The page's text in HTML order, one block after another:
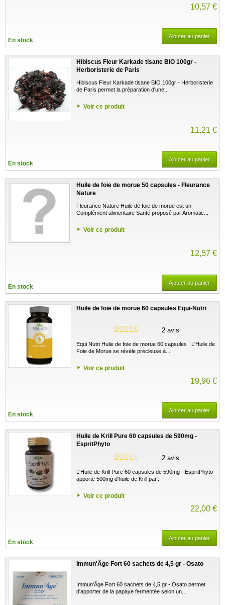
10,57 €
En stock
Ajouter au panier
Hibiscus Fleur Karkade tisane BIO 100gr -
Herboristerie de Paris
Hibiscus Fleur Karkade tisane BIO 100gr - Herboristerie
de Paris permet la préparation d'une...
Voir ce produit
11,21 €
En stock
Ajouter au panier
Huile de foie de morue 50 capsules - Fleurance
Nature
Fleurance Nature Huile de foie de morue est un
Complément alimentaire Santé proposé par Aromatic...
Voir ce produit
12,57 €
En stock
Ajouter au panier
Huile de foie de morue 60 capsules Equi-Nutri
2 avis
Equi Nutri Huile de foie de morue 60 capsules : L'Huile de
Foie de Morue se révèle précieuse à...
Voir ce produit
19,96 €
En stock
Ajouter au panier
Huile de Krill Pure 60 capsules de 590mg -
EspritPhyto
2 avis
L'Huile de Krill Pure 60 capsules de 590mg - EspritPhyto
apporte 500mg d'huile de Krill par...
Voir ce produit
22,00 €
En stock
Ajouter au panier
Immun'Âge Fort 60 sachets de 4,5 gr - Osato
Immun'Âge Fort 60 sachets de 4,5 gr - Osato permet
d'apporter de la papaye fermentée selon un...